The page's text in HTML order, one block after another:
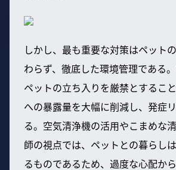
しかし、最も重要な対策はペット
わらず、徹底した環境管理である
ペットの立ち入りを厳禁とするこ
への暴露量を大幅に削減し、発症
る。空気清浄機の活用やこまめな
師の視点では、ペットとの暮らし
るものであるため、過度な心配か